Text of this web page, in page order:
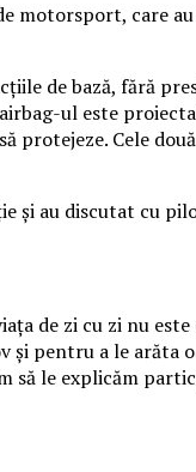
motorsport, care
de bază, fără
ul este
protejeze. Cele
și au discutat cu
de zi cu zi nu este
și pentru a le arăta
să le explicăm